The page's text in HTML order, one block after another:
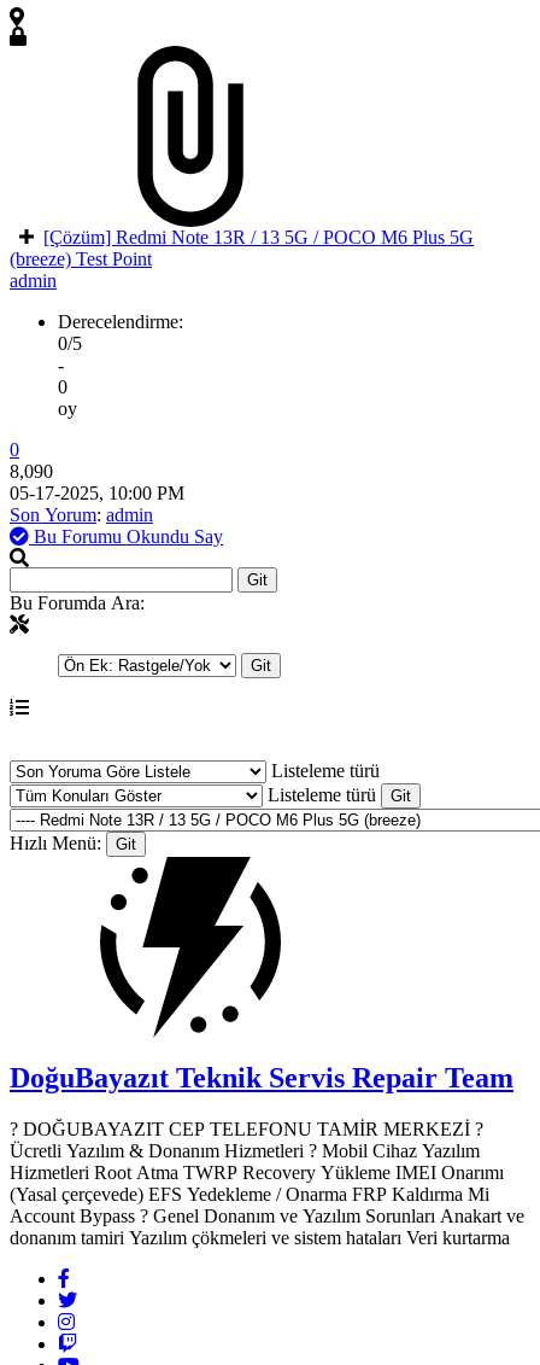
[Çözüm] Redmi Note 13R / 13 5G / POCO M6 Plus 5G
(breeze) Test Point
admin
Derecelendirme:
0/5
-
0
oy
0
8,090
05-17-2025, 10:00 PM
Son Yorum: admin
Bu Forumu Okundu Say
Bu Forumda Ara:
Listeleme türü
Listeleme türü
Hızlı Menü:
DoğuBayazıt Teknik Servis Repair Team
? DOĞUBAYAZIT CEP TELEFONU TAMİR MERKEZİ ?️
Ücretli Yazılım & Donanım Hizmetleri ? Mobil Cihaz Yazılım
Hizmetleri Root Atma TWRP Recovery Yükleme IMEI Onarımı
(Yasal çerçevede) EFS Yedekleme / Onarma FRP Kaldırma Mi
Account Bypass ? Genel Donanım ve Yazılım Sorunları Anakart ve
donanım tamiri Yazılım çökmeleri ve sistem hataları Veri kurtarma